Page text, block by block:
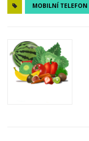
MOBILNÍ TELEFON